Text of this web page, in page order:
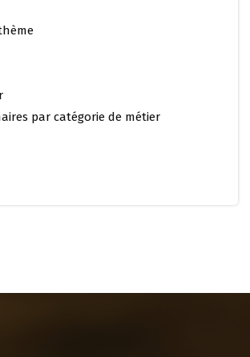
par catégorie de métier